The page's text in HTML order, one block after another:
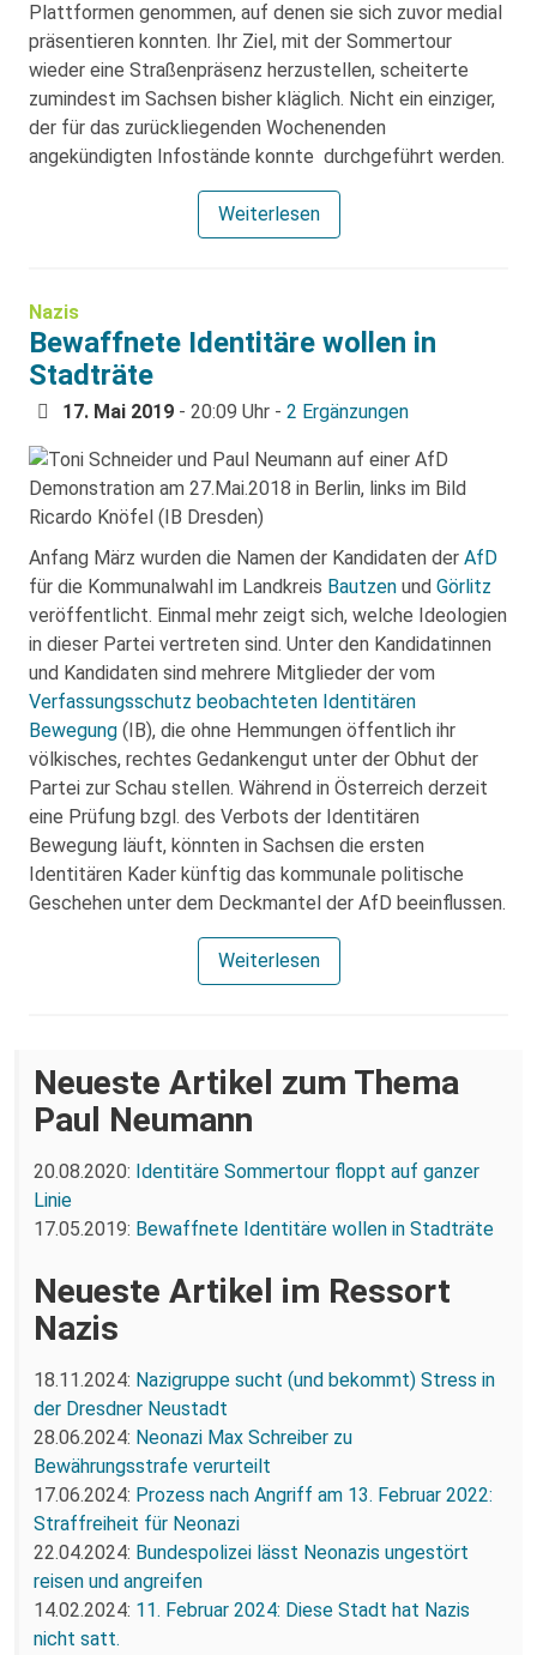
Plattformen genommen, auf denen sie sich zuvor medial
präsentieren konnten. Ihr Ziel, mit der Sommertour
wieder eine Straßenpräsenz herzustellen, scheiterte
zumindest im Sachsen bisher kläglich. Nicht ein einziger,
der für das zurückliegenden Wochenenden
angekündigten Infostände konnte durchgeführt werden.
Weiterlesen
Nazis
Bewaffnete Identitäre wollen in
Stadträte
17. Mai 2019 - 20:09 Uhr - 2 Ergänzungen
Anfang März wurden die Namen der Kandidaten der AfD
für die Kommunalwahl im Landkreis Bautzen und Görlitz
veröffentlicht. Einmal mehr zeigt sich, welche Ideologien
in dieser Partei vertreten sind. Unter den Kandidatinnen
und Kandidaten sind mehrere Mitglieder der vom
Verfassungsschutz beobachteten Identitären
Bewegung (IB), die ohne Hemmungen öffentlich ihr
völkisches, rechtes Gedankengut unter der Obhut der
Partei zur Schau stellen. Während in Österreich derzeit
eine Prüfung bzgl. des Verbots der Identitären
Bewegung läuft, könnten in Sachsen die ersten
Identitären Kader künftig das kommunale politische
Geschehen unter dem Deckmantel der AfD beeinflussen.
Weiterlesen
Neueste Artikel zum Thema
Paul Neumann
20.08.2020: Identitäre Sommertour floppt auf ganzer
Linie
17.05.2019: Bewaffnete Identitäre wollen in Stadträte
Neueste Artikel im Ressort
Nazis
18.11.2024: Nazigruppe sucht (und bekommt) Stress in
der Dresdner Neustadt
28.06.2024: Neonazi Max Schreiber zu
Bewährungsstrafe verurteilt
17.06.2024: Prozess nach Angriff am 13. Februar 2022:
Straffreiheit für Neonazi
22.04.2024: Bundespolizei lässt Neonazis ungestört
reisen und angreifen
14.02.2024: 11. Februar 2024: Diese Stadt hat Nazis
nicht satt.